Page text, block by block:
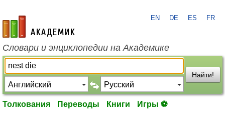
academic.ru
EN DE ES FR
Словари и энциклопедии на Академике
Найти!
Толкования Переводы Книги Игры ⚽